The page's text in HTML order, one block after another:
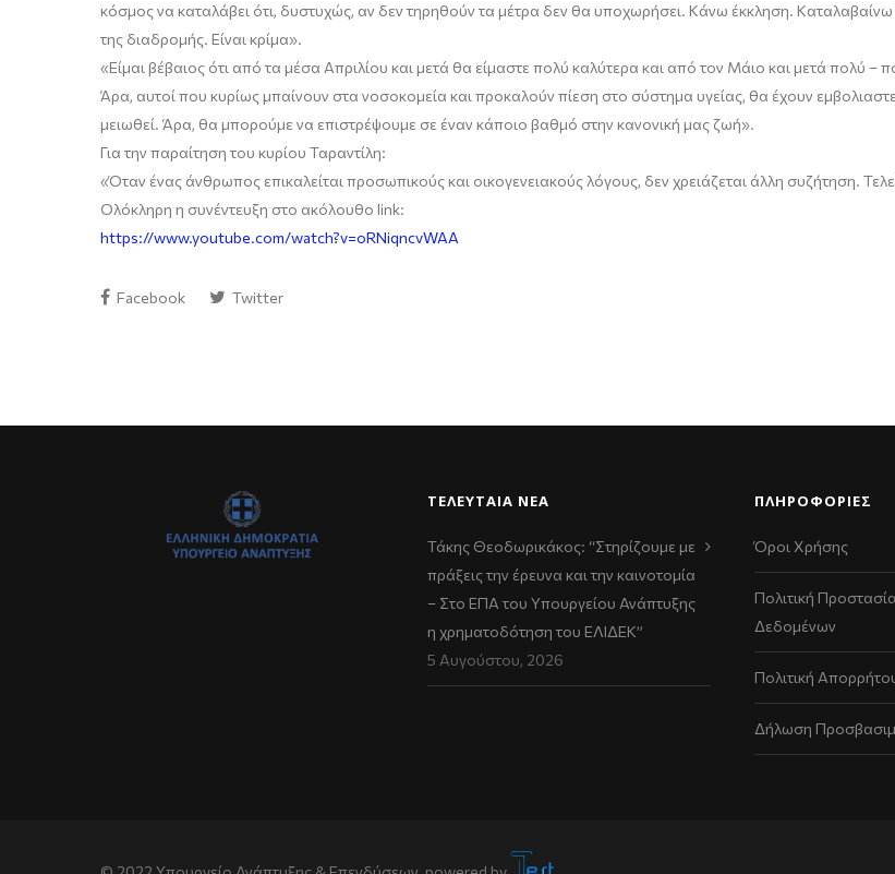
κόσμος να καταλάβει ότι, δυστυχώς, αν δεν τηρηθούν τα μέτρα δεν θα υποχωρήσει. Κάνω έκκληση. Καταλαβαίνω
της διαδρομής. Είναι κρίμα».
«Είμαι βέβαιος ότι από τα μέσα Απριλίου και μετά θα είμαστε πολύ καλύτερα και από τον Μάιο και μετά πολύ –
Άρα, αυτοί που κυρίως μπαίνουν στα νοσοκομεία και προκαλούν πίεση στο σύστημα υγείας, θα έχουν
μειωθεί. Άρα, θα μπορούμε να επιστρέψουμε σε έναν κάποιο βαθμό στην κανονική μας ζωή».
Για την παραίτηση του κυρίου Ταραντίλη:
«Όταν ένας άνθρωπος επικαλείται προσωπικούς και οικογενειακούς λόγους, δεν χρειάζεται άλλη συζήτηση.
Ολόκληρη η συνέντευξη στο ακόλουθο link:
https://www.youtube.com/watch?v=oRNiqncvWAA
Facebook Twitter
ΤΕΛΕΥΤΑΊΑ ΝΈΑ
Τάκης Θεοδωρικάκος: “Στηρίζουμε με
πράξεις την έρευνα και την καινοτομία
– Στο ΕΠΑ του Υπουργείου Ανάπτυξης
η χρηματοδότηση του ΕΛΙΔΕΚ”
5 Αυγούστου, 2026
ΠΛΗΡΟΦΟΡΙΕΣ
Όροι Χρήσης
Πολιτική
Δεδομένων
Πολιτική
Δήλωση